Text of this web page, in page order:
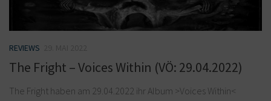
REVIEWS
The Fright – Voices Within (VÖ: 29.04.2022)
The Fright haben am 29.04.2022 ihr Album >Voices Within<